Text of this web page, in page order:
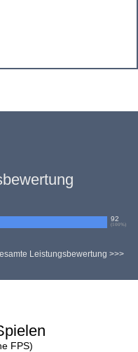
92
( 100%)
Leistungsbewertung >>>
FPS)